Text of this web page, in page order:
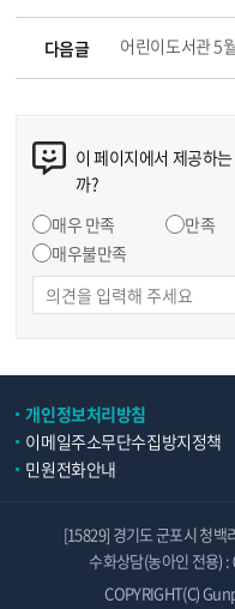
다음글 어린이도서관 5
이 페이지에서 제공하
까?
매우 만족
만족
매우불만족
개인정보처리방침
이메일주소무단수집방지정책
민원전화안내
[15829] 경기도 군포시 청백
수화상담(농아인 전용)
COPYRIGHT(C)